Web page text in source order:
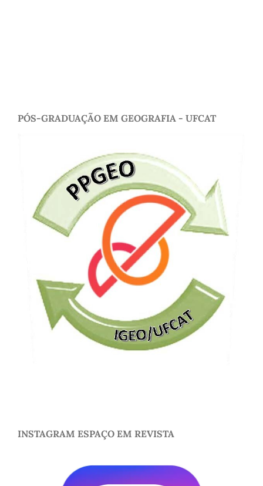
PÓS-GRADUAÇÃO EM GEOGRAFIA - UFCAT
INSTAGRAM ESPAÇO EM REVISTA